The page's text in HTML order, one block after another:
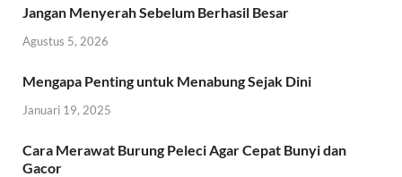
Jangan Menyerah Sebelum Berhasil Besar
Agustus 5, 2026
Mengapa Penting untuk Menabung Sejak Dini
Januari 19, 2025
Cara Merawat Burung Peleci Agar Cepat Bunyi dan
Gacor